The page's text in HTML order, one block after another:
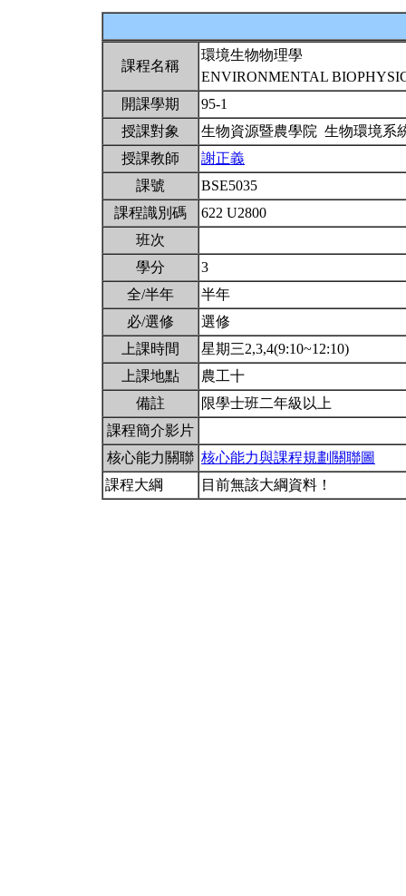
課程名稱
環境生物物理學
ENVIRONMENTAL
開課學期
95-1
授課對象
生物資源暨農學院 生物環境系
授課教師
謝正義
課號
BSE5035
課程識別碼
622 U2800
班次
學分
3
全/半年
半年
必/選修
選修
上課時間
星期三2,3,4(9:10~12:10)
上課地點
農工十
備註
限學士班二年級以上
課程簡介影片
核心能力關聯 核心能力與課程規劃關聯圖
課程大綱
目前無該大綱資料！